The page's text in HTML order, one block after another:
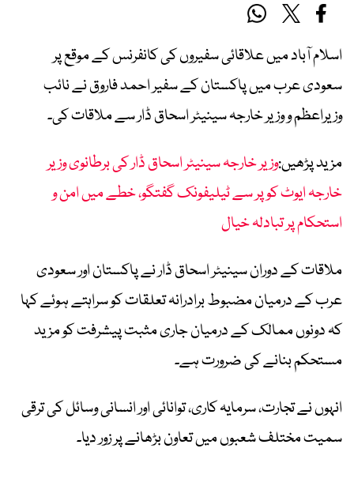
اسلام آباد میں علاقائی سفیروں کی کانفرنس کے موقع پر
سعودی عرب میں پاکستان کے سفیر احمد فاروق نے نائب
وزیراعظم و وزیر خارجہ سینیٹر اسحاق ڈار سے ملاقات کی۔
مزید پڑھیں:وزیر خارجہ سینیٹر اسحاق ڈار کی برطانوی وزیر
خارجہ ایوٹ کوپر سے ٹیلیفونک گفتگو، خطے میں امن و
استحکام پر تبادلہ خیال
ملاقات کے دوران سینیٹر اسحاق ڈار نے پاکستان اور سعودی
عرب کے درمیان مضبوط برادرانہ تعلقات کو سراہتے ہوئے کہا
کہ دونوں ممالک کے درمیان جاری مثبت پیشرفت کو مزید
مستحکم بنانے کی ضرورت ہے۔
انہوں نے تجارت، سرمایہ کاری، توانائی اور انسانی وسائل کی ترقی
سمیت مختلف شعبوں میں تعاون بڑھانے پر زور دیا۔